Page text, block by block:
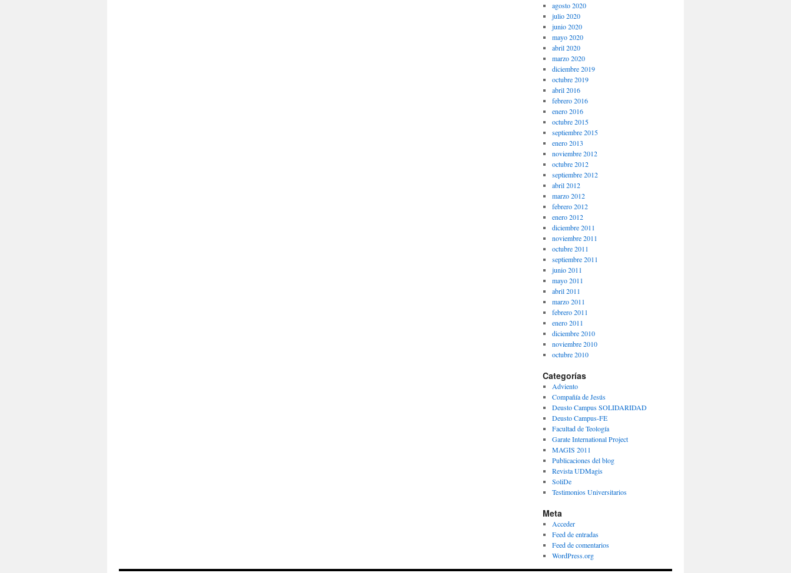
agosto 2020
julio 2020
junio 2020
mayo 2020
abril 2020
marzo 2020
diciembre 2019
octubre 2019
abril 2016
febrero 2016
enero 2016
octubre 2015
septiembre 2015
enero 2013
noviembre 2012
octubre 2012
septiembre 2012
abril 2012
marzo 2012
febrero 2012
enero 2012
diciembre 2011
noviembre 2011
octubre 2011
septiembre 2011
junio 2011
mayo 2011
abril 2011
marzo 2011
febrero 2011
enero 2011
diciembre 2010
noviembre 2010
octubre 2010
Categorías
Adviento
Compañía de Jesús
Deusto Campus SOLIDARIDAD
Deusto Campus-FE
Facultad de Teología
Garate International Project
MAGIS 2011
Publicaciones del blog
Revista UDMagis
SoliDe
Testimonios Universitarios
Meta
Acceder
Feed de entradas
Feed de comentarios
WordPress.org